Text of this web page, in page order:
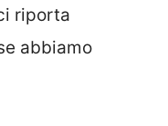
riporta
abbiamo